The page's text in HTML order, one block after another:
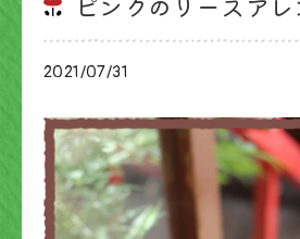
ピンクのリースアレ
2021/07/31